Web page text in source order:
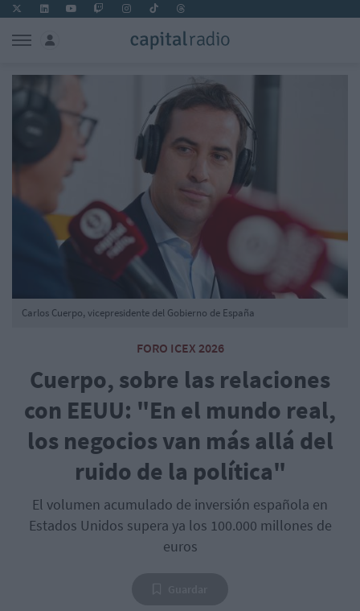
FORO ICEX 2026
Cuerpo, sobre las relaciones
con EEUU: "En el mundo real,
los negocios van más allá del
ruido de la política"
El volumen acumulado de inversión española en
Estados Unidos supera ya los 100.000 millones de
euros
Carlos Cuerpo, vicepresidente del Gobierno de España